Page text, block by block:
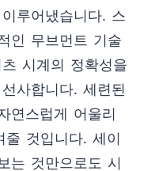
루어냈습니다. 스
인 무브먼트 기술
시계의 정확성을
사합니다. 세련된
연스럽게 어울리
것입니다. 세이
는 것만으로도 시